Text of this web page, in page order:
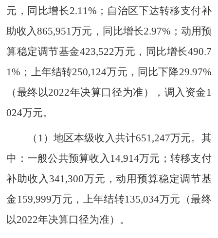
元 ，同比增长2.11% ；自治区下达转移支付补
助收入865,951万元 ，同比增长2.97% ；动用预
算稳定调节基金423,522万元 ，同比增长490.7
1% ；上年结转250,124万元 ，同比下降29.97%
（最终以2022年决算口径为准 ） ，调入资金1
024万元。
（ 1 ） 地区本级收入共计651,247万元。其
中： 一般公共预算收入 14,914万元；转移支付
补助收入 341,300万元，动用预算稳定调节基
金159,999万元 ， 上年结转135,034万元 （最终
以2022年决算口径为准） 。